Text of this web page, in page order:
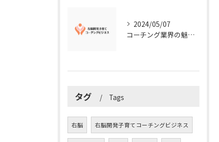
2024/05/07
コーチング業界の魅力に迫る！今知るべきこととは？
タグ Tags
右脳 右脳開発子育てコーチングビジネス